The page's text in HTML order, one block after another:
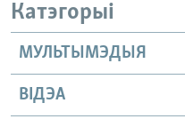
Катэгорыі
МУЛЬТЫМЭДЫЯ
ВІДЭА